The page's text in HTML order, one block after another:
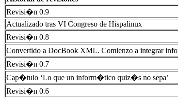
Revisi�n 0.9
Actualizado tras VI Congreso de Hispalinux
Revisi�n 0.8
Convertido a DocBook XML. Comienzo a integrar
Revisi�n 0.7
Cap�tulo ‘Lo que un inform�tico quiz�s no sepa’
Revisi�n 0.6